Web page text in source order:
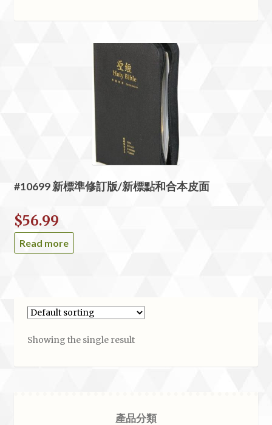
#10699 新標準修訂版/新標點和合本皮面
$56.99
Read more
Showing the single result
產品分類